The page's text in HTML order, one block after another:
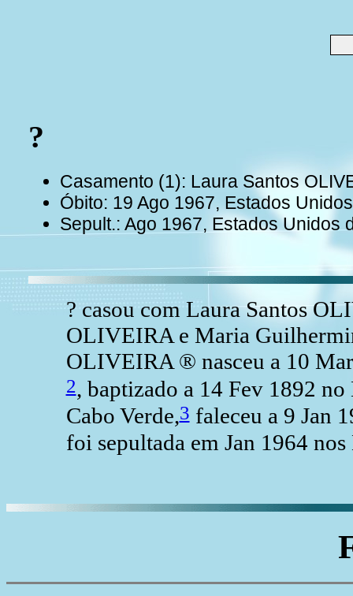
?
Casamento (1): Laura Santos
Óbito: 19 Ago 1967, Estados
Sepult.: Ago 1967, Estados Unidos
? casou com Laura Santos
OLIVEIRA e Maria
OLIVEIRA ® nasceu a 10
2, baptizado a 14 Fev 1892
Cabo Verde,3faleceu a 9 Jan
foi sepultada em Jan 1964